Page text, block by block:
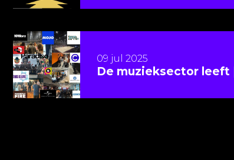
De muzieksector leeft
09 jul 2025
Lees meer over De muzieksector leeft | Wat